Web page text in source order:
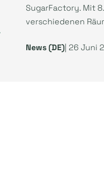
SugarFactory. Mit
verschiedenen
News (DE) | 26 Juni